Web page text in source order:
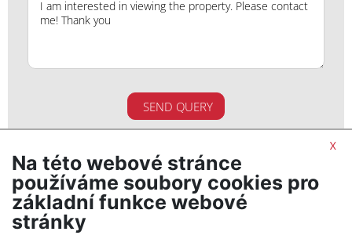
SEND QUERY
Kristýna Trunkatová
realitní makléř
show nr.
x
Na této webové stránce
používáme soubory cookies pro
základní funkce webové
stránky